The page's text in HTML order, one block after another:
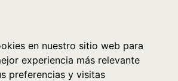
en nuestro sitio web para
experiencia más relevante
preferencias y visitas